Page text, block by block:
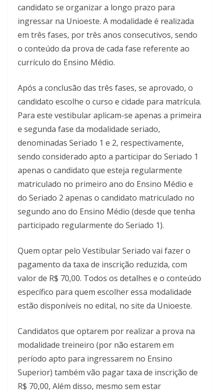
candidato se organizar a longo prazo para
ingressar na Unioeste. A modalidade é realizada
em três fases, por três anos consecutivos, sendo
o conteúdo da prova de cada fase referente ao
currículo do Ensino Médio.
Após a conclusão das três fases, se aprovado, o
candidato escolhe o curso e cidade para matrícula.
Para este vestibular aplicam-se apenas a primeira
e segunda fase da modalidade seriado,
denominadas Seriado 1 e 2, respectivamente,
sendo considerado apto a participar do Seriado 1
apenas o candidato que esteja regularmente
matriculado no primeiro ano do Ensino Médio e
do Seriado 2 apenas o candidato matriculado no
segundo ano do Ensino Médio (desde que tenha
participado regularmente do Seriado 1).
Quem optar pelo Vestibular Seriado vai fazer o
pagamento da taxa de inscrição reduzida, com
valor de R$ 70,00. Todos os detalhes e o conteúdo
específico para quem escolher essa modalidade
estão disponíveis no edital, no site da Unioeste.
Candidatos que optarem por realizar a prova na
modalidade treineiro (por não estarem em
período apto para ingressarem no Ensino
Superior) também vão pagar taxa de inscrição de
R$ 70,00, Além disso, mesmo sem estar